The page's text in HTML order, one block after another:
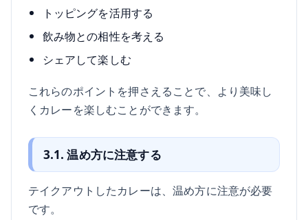
トッピングを活用する
飲み物との相性を考える
シェアして楽しむ
これらのポイントを押さえることで、より美味し
くカレーを楽しむことができます。
3.1. 温め方に注意する
テイクアウトしたカレーは、温め方に注意が必要
です。